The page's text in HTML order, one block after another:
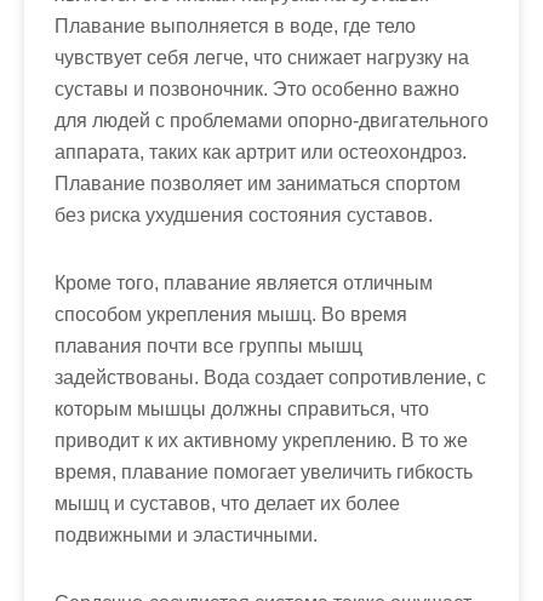
Плавание выполняется в воде, где тело
чувствует себя легче, что снижает нагрузку на
суставы и позвоночник. Это особенно важно
для людей с проблемами опорно-двигательного
аппарата, таких как артрит или остеохондроз.
Плавание позволяет им заниматься спортом
без риска ухудшения состояния суставов.
Кроме того, плавание является отличным
способом укрепления мышц. Во время
плавания почти все группы мышц
задействованы. Вода создает сопротивление, с
которым мышцы должны справиться, что
приводит к их активному укреплению. В то же
время, плавание помогает увеличить гибкость
мышц и суставов, что делает их более
подвижными и эластичными.